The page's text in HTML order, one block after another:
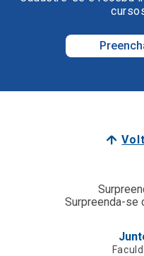
Surpreenda-se